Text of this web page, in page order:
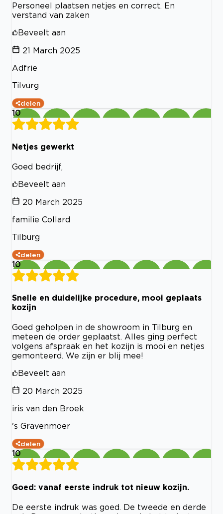
Personeel plaatsen netjes en correct. En
verstand van zaken
Beveelt aan
21 March 2025
Adfrie
Tilvurg
delen
10
Netjes gewerkt
Goed bedrijf,
Beveelt aan
20 March 2025
familie Collard
Tilburg
delen
10
Snelle en duidelijke procedure, mooi geplaats
kozijn
Goed geholpen in de showroom in Tilburg en
meteen de order geplaatst. Alles ging perfect
volgens afspraak en het kozijn is mooi en netjes
gemonteerd. We zijn er blij mee!
Beveelt aan
20 March 2025
iris van den Broek
's Gravenmoer
delen
10
Goed: vanaf eerste indruk tot nieuw kozijn.
De eerste indruk was goed. De tweede en derde